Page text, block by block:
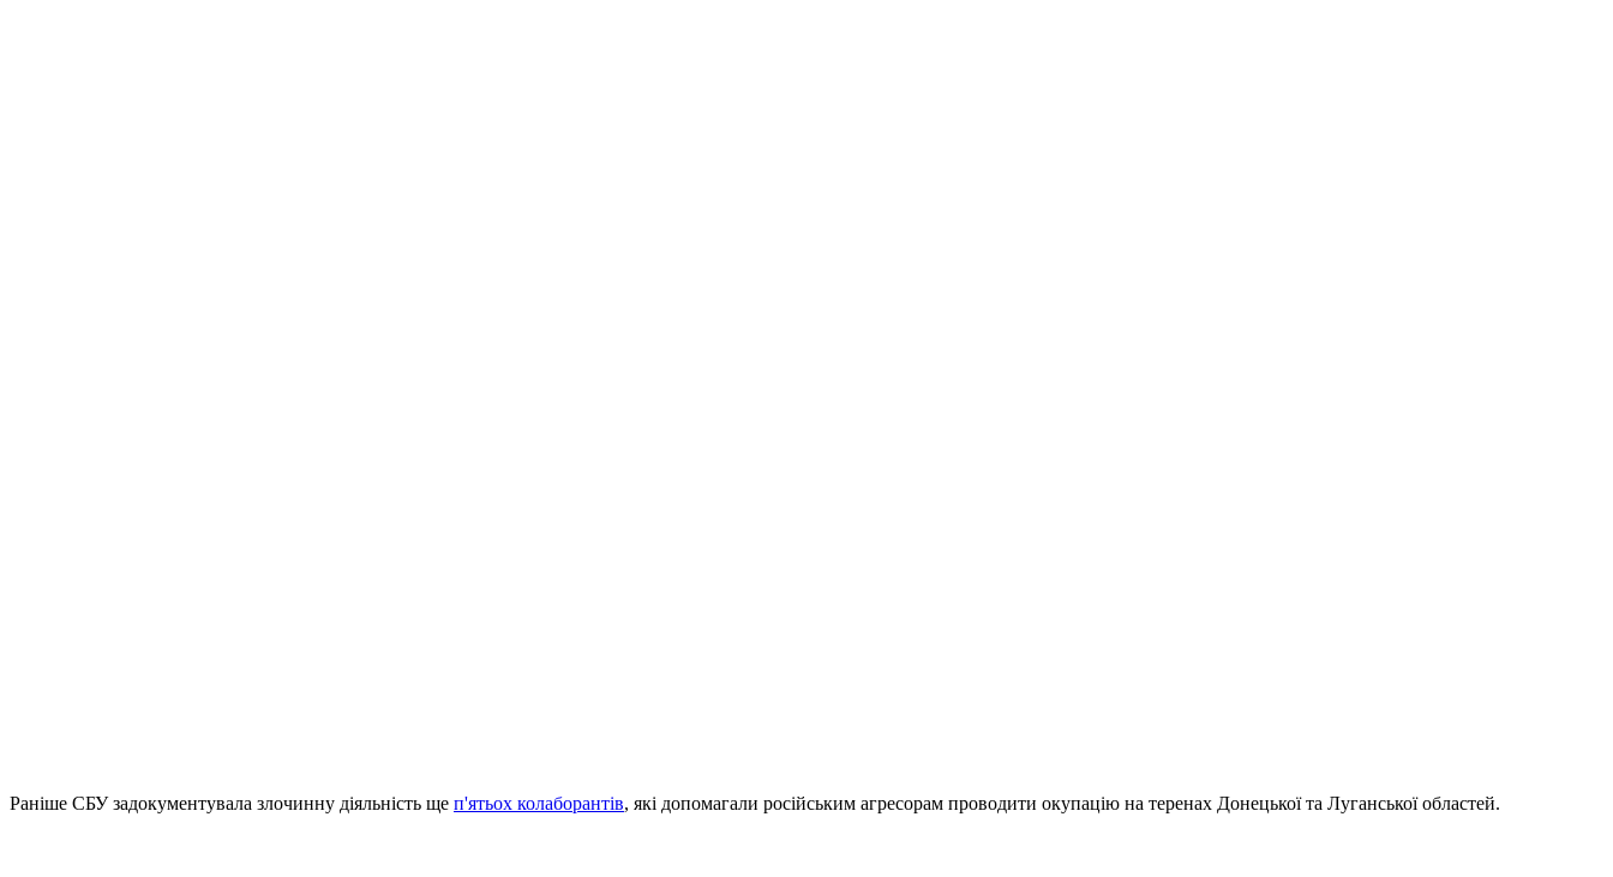
Раніше СБУ задокументувала злочинну діяльність ще п'ятьох колаборантів, які допомагали російським агресорам проводити окупацію на теренах Донецької та Луганської областей.